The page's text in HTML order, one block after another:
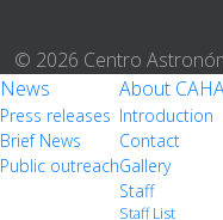
© 2026 Centro
News
Press releases
Brief News
Public outreach
About
Introduction
Contact
Gallery
Staff
Staff List